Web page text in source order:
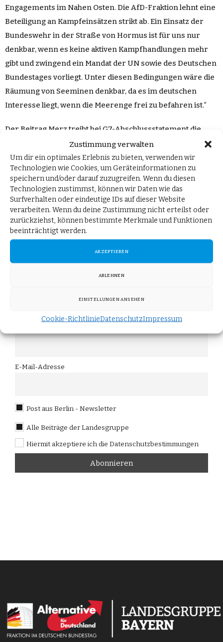
Zustimmung verwalten
Um dir ein optimales Erlebnis zu bieten, verwenden wir
Technologien wie Cookies, um Geräteinformationen zu
speichern und/oder darauf zuzugreifen. Wenn du diesen
Technologien zustimmst, können wir Daten wie das
Surfverhalten oder eindeutige IDs auf dieser Website
verarbeiten. Wenn du deine Zustimmung nicht erteilst oder
zurückziehst, können bestimmte Merkmale und Funktionen
beeinträchtigt werden.
AKZEPTIEREN
ABLEHNEN
EINSTELLUNGEN ANSEHEN
Cookie-RichtlinieDatenschutzImpressum
Engagements im Nahen Osten. Die AfD-Fraktion lehnt eine
Beteiligung an Kampfeinsätzen strikt ab. Ein Einsatz der
Bundeswehr in der Straße von Hormus ist für uns nur
denkbar, wenn es keine aktiven Kampfhandlungen mehr
gibt und zwingend ein Mandat der UN sowie des Deutschen
Bundestages vorliegt. Unter diesen Bedingungen wäre die
Räumung von Seeminen denkbar, da es im deutschen
Interesse liegt, wenn die Meerenge frei zu befahren ist.“
Der BeitragMerz treibt bei G7-Abschlussstatement die
Eskalationsspirale weiter anerschien zuerst auf
Fraktion im Deutschen Bundestag.
Bleiben Sie informiert!
Melden Sie sich für unseren Newsletter "Post aus
Berlin" an und erhalten Sie die neuesten Updates
E-Mail-Adresse
Post aus Berlin - Newsletter
Alle Beiträge der Landesgruppe
Hiermit akzeptiere ich die Datenschutzbestimmungen